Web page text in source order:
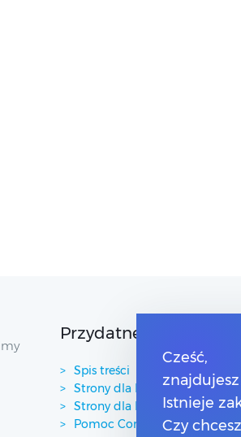
Przydatne linki
Spis treści
Strony dla Klientów
Strony dla Partnerów
Pomoc Comarch ERP XT
Cześć,
Istnieje
Czy